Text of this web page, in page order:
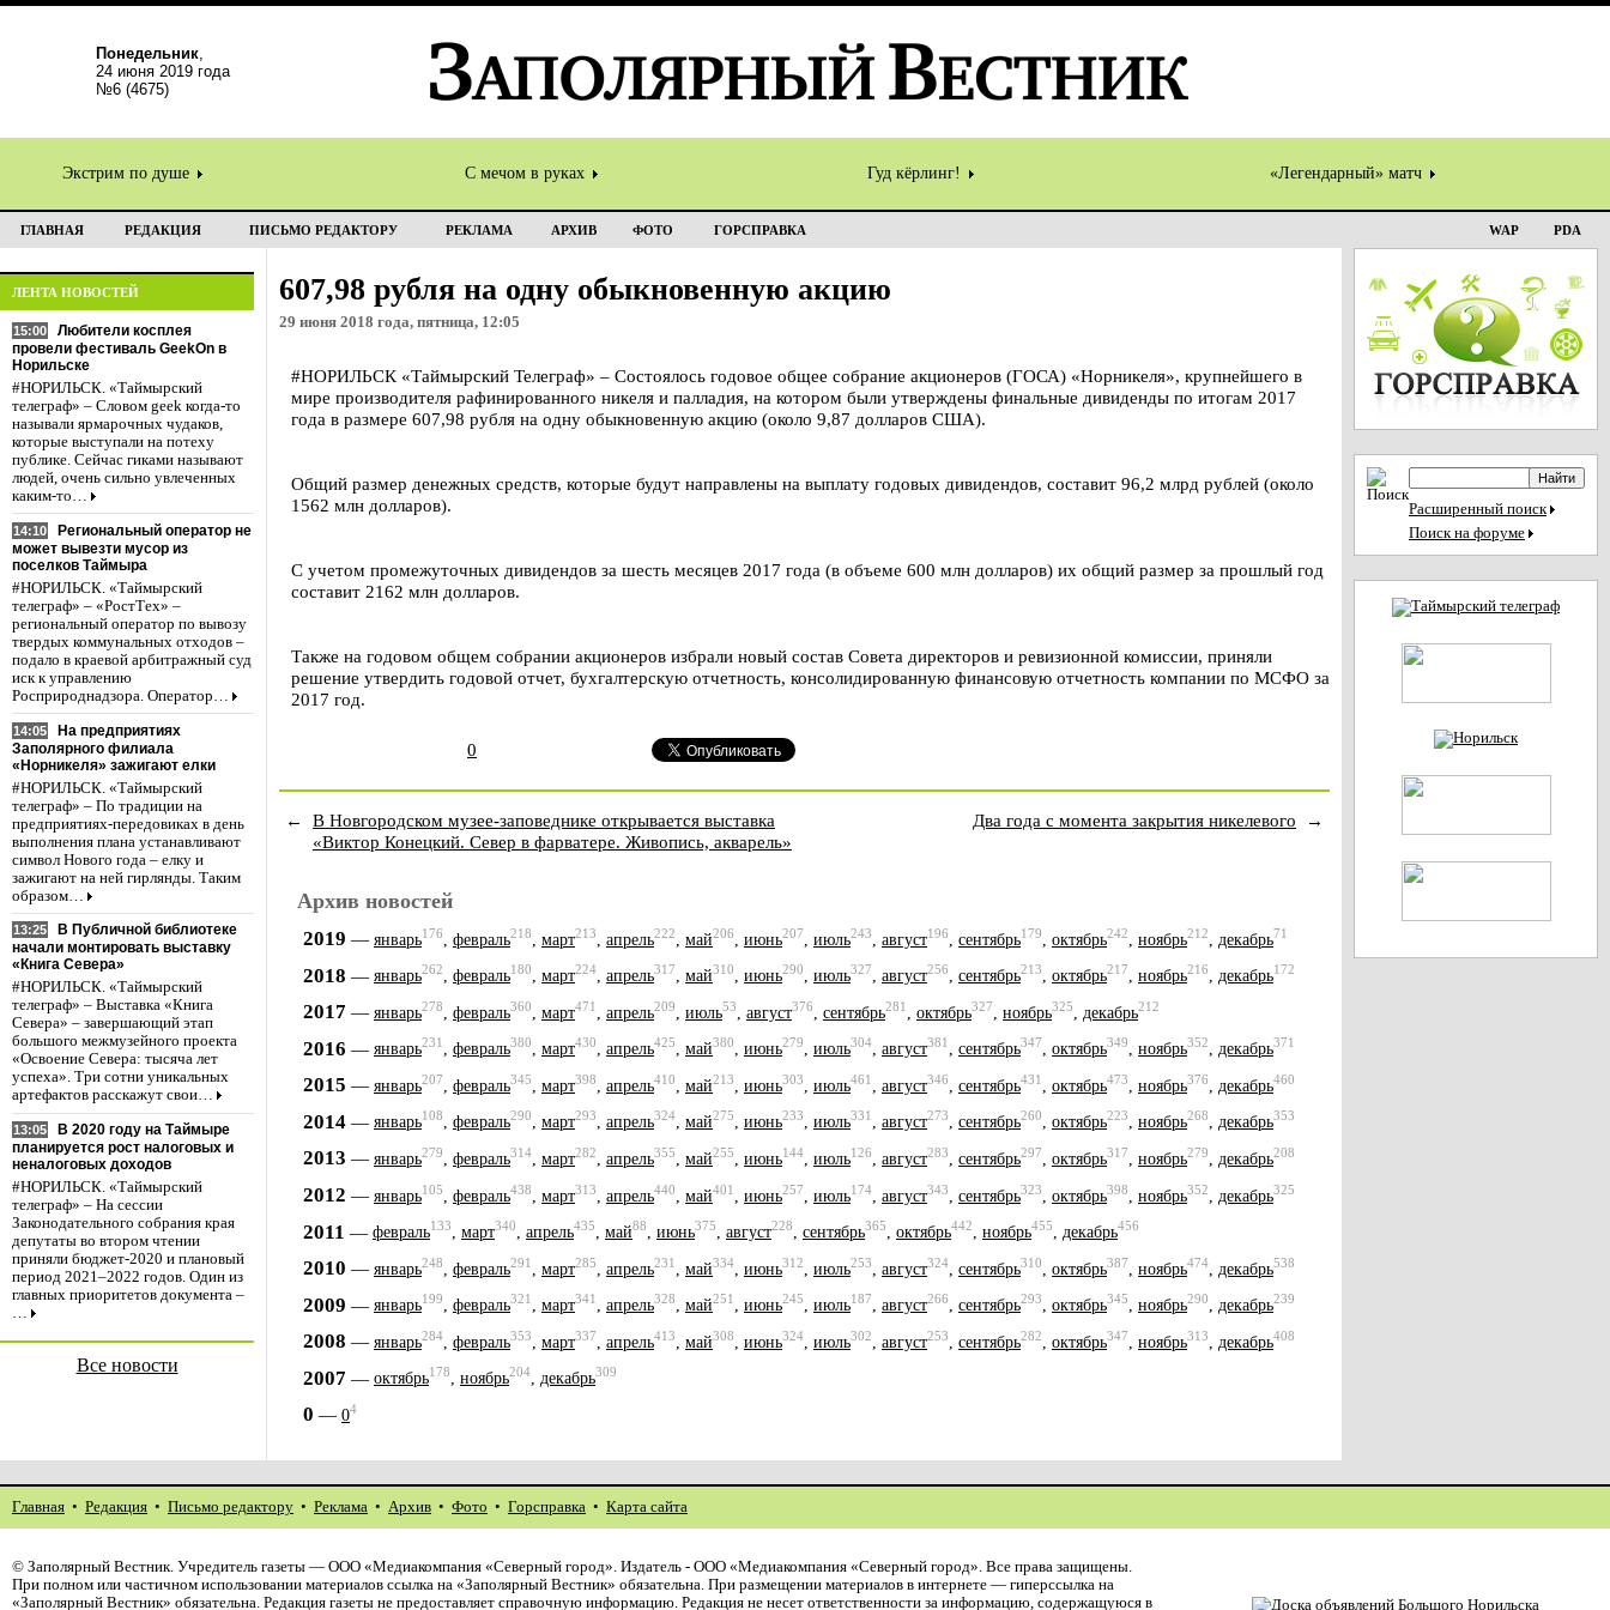
Понедельник,
24 июня 2019 года
№6 (4675)
Экстрим по душе С мечом в руках Гуд кёрлинг! «Легендарный» матч
ГЛАВНАЯ РЕДАКЦИЯ ПИСЬМО РЕДАКТОРУ РЕКЛАМА АРХИВ ФОТО ГОРСПРАВКА WAP PDA
ЛЕНТА НОВОСТЕЙ
15:00
Любители косплея
провели фестиваль GeekOn в
Норильске
#НОРИЛЬСК. «Таймырский
телеграф» – Словом geek когда-то
называли ярмарочных чудаков,
которые выступали на потеху
публике. Сейчас гиками называют
людей, очень сильно увлеченных
каким-то…
14:10
Региональный оператор не
может вывезти мусор из
поселков Таймыра
#НОРИЛЬСК. «Таймырский
телеграф» – «РостТех» –
региональный оператор по вывозу
твердых коммунальных отходов –
подало в краевой арбитражный суд
иск к управлению
Росприроднадзора. Оператор…
14:05
На предприятиях
Заполярного филиала
«Норникеля» зажигают елки
#НОРИЛЬСК. «Таймырский
телеграф» – По традиции на
предприятиях-передовиках в день
выполнения плана устанавливают
символ Нового года – елку и
зажигают на ней гирлянды. Таким
образом…
13:25
В Публичной библиотеке
начали монтировать выставку
«Книга Севера»
#НОРИЛЬСК. «Таймырский
телеграф» – Выставка «Книга
Севера» – завершающий этап
большого межмузейного проекта
«Освоение Севера: тысяча лет
успеха». Три сотни уникальных
артефактов расскажут свои…
13:05
В 2020 году на Таймыре
планируется рост налоговых и
неналоговых доходов
#НОРИЛЬСК. «Таймырский
телеграф» – На сессии
Законодательного собрания края
депутаты во втором чтении
приняли бюджет-2020 и плановый
период 2021–2022 годов. Один из
главных приоритетов документа –
…
Все новости
607,98 рубля на одну обыкновенную акцию
29 июня 2018 года, пятница, 12:05
#НОРИЛЬСК «Таймырский Телеграф» – Состоялось годовое общее собрание акционеров (ГОСА) «Норникеля», крупнейшего в
мире производителя рафинированного никеля и палладия, на котором были утверждены финальные дивиденды по итогам 2017
года в размере 607,98 рубля на одну обыкновенную акцию (около 9,87 долларов США).
Общий размер денежных средств, которые будут направлены на выплату годовых дивидендов, составит 96,2 млрд рублей (около
1562 млн долларов).
С учетом промежуточных дивидендов за шесть месяцев 2017 года (в объеме 600 млн долларов) их общий размер за прошлый год
составит 2162 млн долларов.
Также на годовом общем собрании акционеров избрали новый состав Совета директоров и ревизионной комиссии, приняли
решение утвердить годовой отчет, бухгалтерскую отчетность, консолидированную финансовую отчетность компании по МСФО за
2017 год.
0
←
В Новгородском музее-заповеднике открывается выставка
«Виктор Конецкий. Север в фарватере. Живопись, акварель»
Два года с момента закрытия никелевого →
Архив новостей
2019 — январь176 февраль218 март213 апрель222 май206 июнь207 июль243 август196 сентябрь179 октябрь242 ноябрь212 декабрь71
2018 — январь262, февраль180, март224, апрель317, май310, июнь290, июль327, август256, сентябрь213, октябрь217, ноябрь216, декабрь172
2017 — январь278 февраль360 март471 апрель209 июль53 август376 сентябрь281 октябрь327 ноябрь325 декабрь212
2016 — январь231, февраль380, март430, апрель425, май380, июнь279, июль304, август381, сентябрь347, октябрь349, ноябрь352, декабрь371
2015 — январь207 февраль345 март398 апрель410 май213 июнь303 июль461 август346 сентябрь431 октябрь473 ноябрь376 декабрь460
2014 — январь108, февраль290, март293, апрель324, май275, июнь233, июль331, август273, сентябрь260, октябрь223, ноябрь268, декабрь353
2013 — январь279 февраль314 март282 апрель355 май255 июнь144 июль126 август283 сентябрь297 октябрь317 ноябрь279 декабрь208
2012 — январь105 февраль438 март313 апрель440 май401 июнь257 июль174 август343 сентябрь323 октябрь398 ноябрь352 декабрь325
2011 — февраль133, март340, апрель435, май88, июнь375, август228, сентябрь365, октябрь442, ноябрь455, декабрь456
2010 — январь248 февраль291 март285 апрель231 май334 июнь312 июль253 август324 сентябрь310 октябрь387 ноябрь474 декабрь538
2009 — январь199, февраль321, март341, апрель328, май251, июнь245, июль187, август266, сентябрь293, октябрь345, ноябрь290, декабрь239
2008 — январь284 февраль353 март337 апрель413 май308 июнь324 июль302 август253 сентябрь282 октябрь347 ноябрь313 декабрь408
2007 — октябрь178, ноябрь204, декабрь309
0 — 04
Расширенный поиск
Поиск на форуме
Главная • Редакция • Письмо редактору • Реклама • Архив • Фото • Горсправка • Карта сайта
© Заполярный Вестник. Учредитель газеты — ООО «Медиакомпания «Северный город». Издатель - ООО «Медиакомпания «Северный город». Все права защищены.
При полном или частичном использовании материалов ссылка на «Заполярный Вестник» обязательна. При размещении материалов в интернете — гиперссылка на
«Заполярный Вестник» обязательна. Редакция газеты не предоставляет справочную информацию. Редакция не несет ответственности за информацию, содержащуюся в